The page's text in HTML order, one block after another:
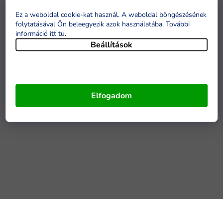
Ez a weboldal cookie-kat használ. A weboldal böngészésének
folytatásával Ön beleegyezik azok használatába. További
információ itt tu.
Beállítások
Elfogadom